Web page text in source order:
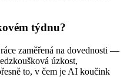
týdnu?
zaměřená na dovednosti —
úzkost,
to, v čem je AI koučink